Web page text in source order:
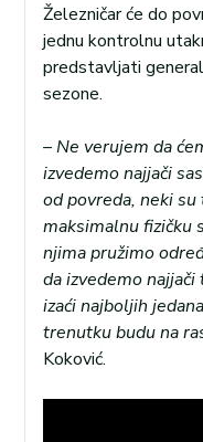
Železničar će do
jednu kontrolnu
predstavljati
sezone.
– Ne verujem da
izvedemo najjači
od povreda, neki
maksimalnu fizičku
njima pružimo
da izvedemo
izaći najboljih
trenutku budu na
Koković.